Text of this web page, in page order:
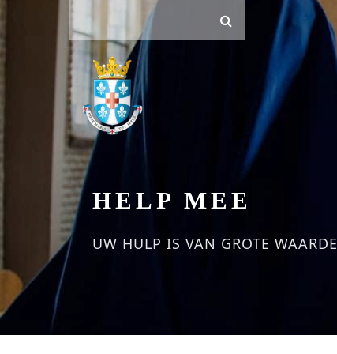
HELP MEE
UW HULP IS VAN GROTE WAARDE